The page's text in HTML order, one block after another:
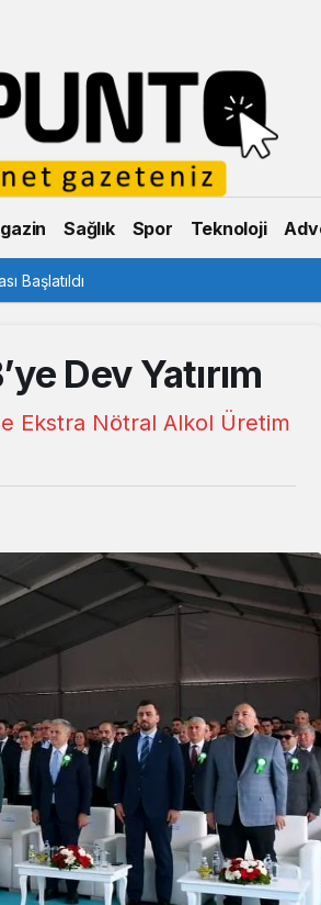
Sağlık Spor Teknoloji
Başlatıldı
Dev Yatırım
Ekstra Nötral Alkol Üretim